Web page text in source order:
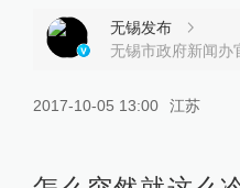
无锡发布
无锡市政府新闻办
2017-10-05 13:00 江苏